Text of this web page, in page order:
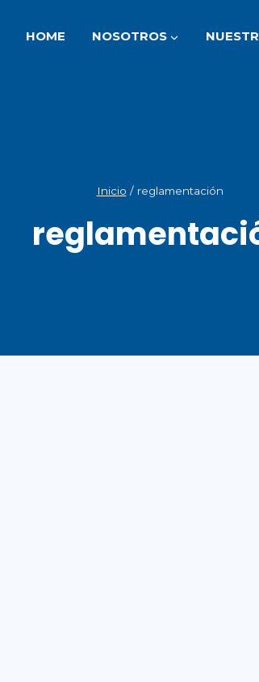
HOME NOSOTROS
Inicio / reglamentación